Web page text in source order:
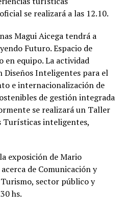
se realizará a las 12.10.
Magui Aicega tendrá a
Futuro. Espacio de
equipo. La actividad
Diseños Inteligentes para el
e internacionalización de
de gestión integrada
se realizará un Taller
Turísticas inteligentes,
exposición de Mario
de Comunicación y
sector público y
hs.